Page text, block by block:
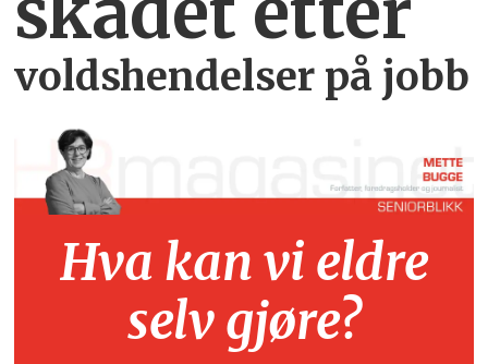
voldshendelser på jobb
Hva kan vi eldre
selv gjøre?